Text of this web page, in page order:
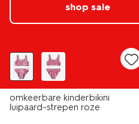
shop sale
omkeerbare kinderbikini
luipaard-strepen roze